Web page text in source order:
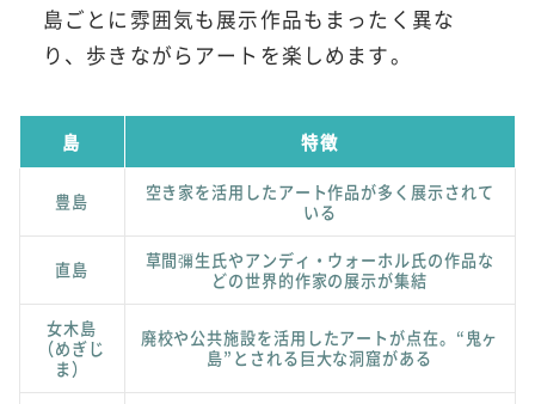
島ごとに雰囲気も展示作品もまったく異な
り、歩きながらアートを楽しめます。
島 特徴
豊島
空き家を活用したアート作品が多く展示されて
いる
直島
草間彌生氏やアンディ・ウォーホル氏の作品な
どの世界的作家の展示が集結
女木島
（めぎじ
ま）
廃校や公共施設を活用したアートが点在。“鬼ヶ
島”とされる巨大な洞窟がある